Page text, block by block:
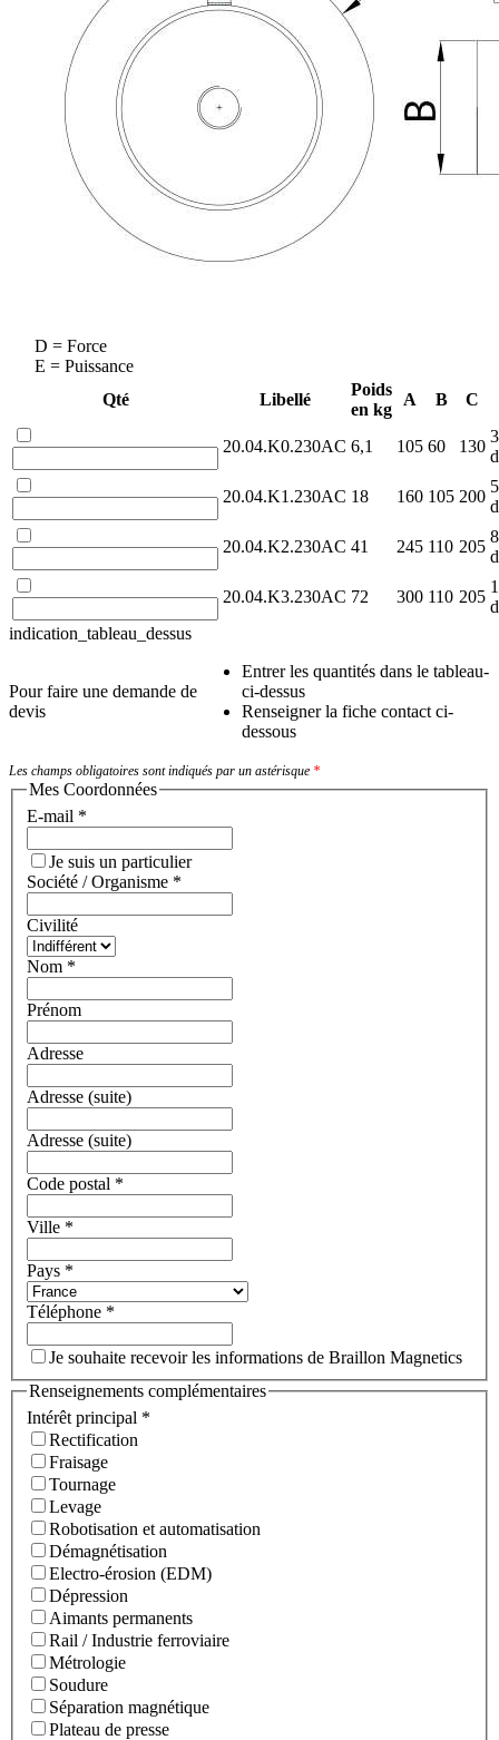
D = Force
E = Puissance
Qté
Libellé
Poids
en kg
A B C
20.04.K0.230AC 6,1 105 60 130
20.04.K1.230AC 18 160 105 200
20.04.K2.230AC 41 245 110 205
20.04.K3.230AC 72 300 110 205
indication_tableau_dessus
Pour faire une demande de
devis
Entrer les quantités dans le tableau-
ci-dessus
Renseigner la fiche contact ci-
dessous
Les champs obligatoires sont indiqués par un astérisque *
Mes Coordonnées
E-mail *
Je suis un particulier
Société / Organisme *
Civilité
Nom *
Prénom
Adresse
Adresse (suite)
Adresse (suite)
Code postal *
Ville *
Pays *
Téléphone *
Je souhaite recevoir les informations de Braillon Magnetics
Renseignements complémentaires
Intérêt principal *
Rectification
Fraisage
Tournage
Levage
Robotisation et automatisation
Démagnétisation
Electro-érosion (EDM)
Dépression
Aimants permanents
Rail / Industrie ferroviaire
Métrologie
Soudure
Séparation magnétique
Plateau de presse